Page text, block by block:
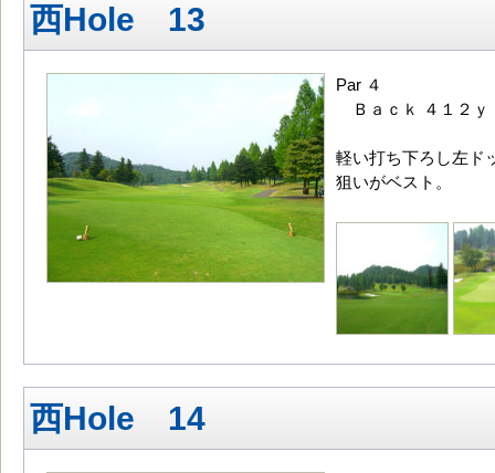
西Hole 13
Par ４
Ｂａｃｋ ４１２
軽い打ち下ろし左ド
狙いがベスト。
西Hole 14